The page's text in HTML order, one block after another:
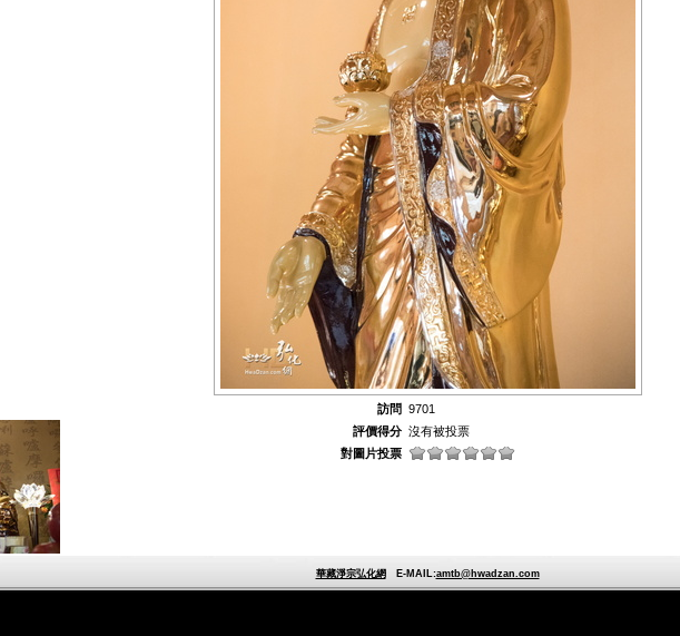
訪問 9701
評價得分 沒有被投票
對圖片投票
華藏淨宗弘化網E-MAIL:amtb@hwadzan.com